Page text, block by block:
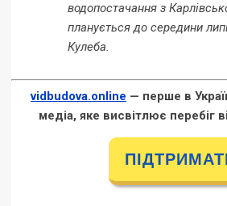
водопостачання з
планується до середини
Кулеба.
vidbudova.online — перше в
медіа, яке висвітлює перебіг